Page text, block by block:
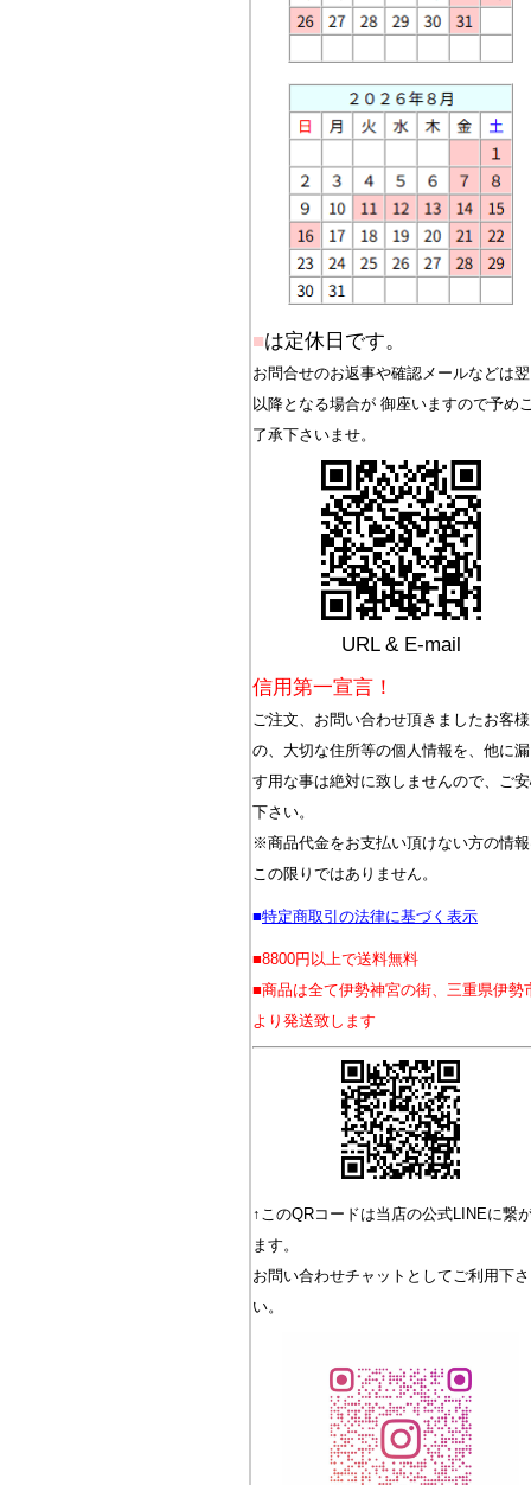
■は定休日です。
お問合せのお返事や確認メールなどは
以降となる場合が 御座いますので予め
了承下さいませ。
URL & E-mail
信用第一宣言！
ご注文、お問い合わせ頂きましたお客様
の、大切な住所等の個人情報を、他に
す用な事は絶対に致しませんので、ご
下さい。
※商品代金をお支払い頂けない方の情
この限りではありません。
■特定商取引の法律に基づく表示
■8800円以上で送料無料
■商品は全て伊勢神宮の街、三重県伊勢
より発送致します
↑このQRコードは当店の公式LINEに繋
ます。
お問い合わせチャットとしてご利用下さ
い。